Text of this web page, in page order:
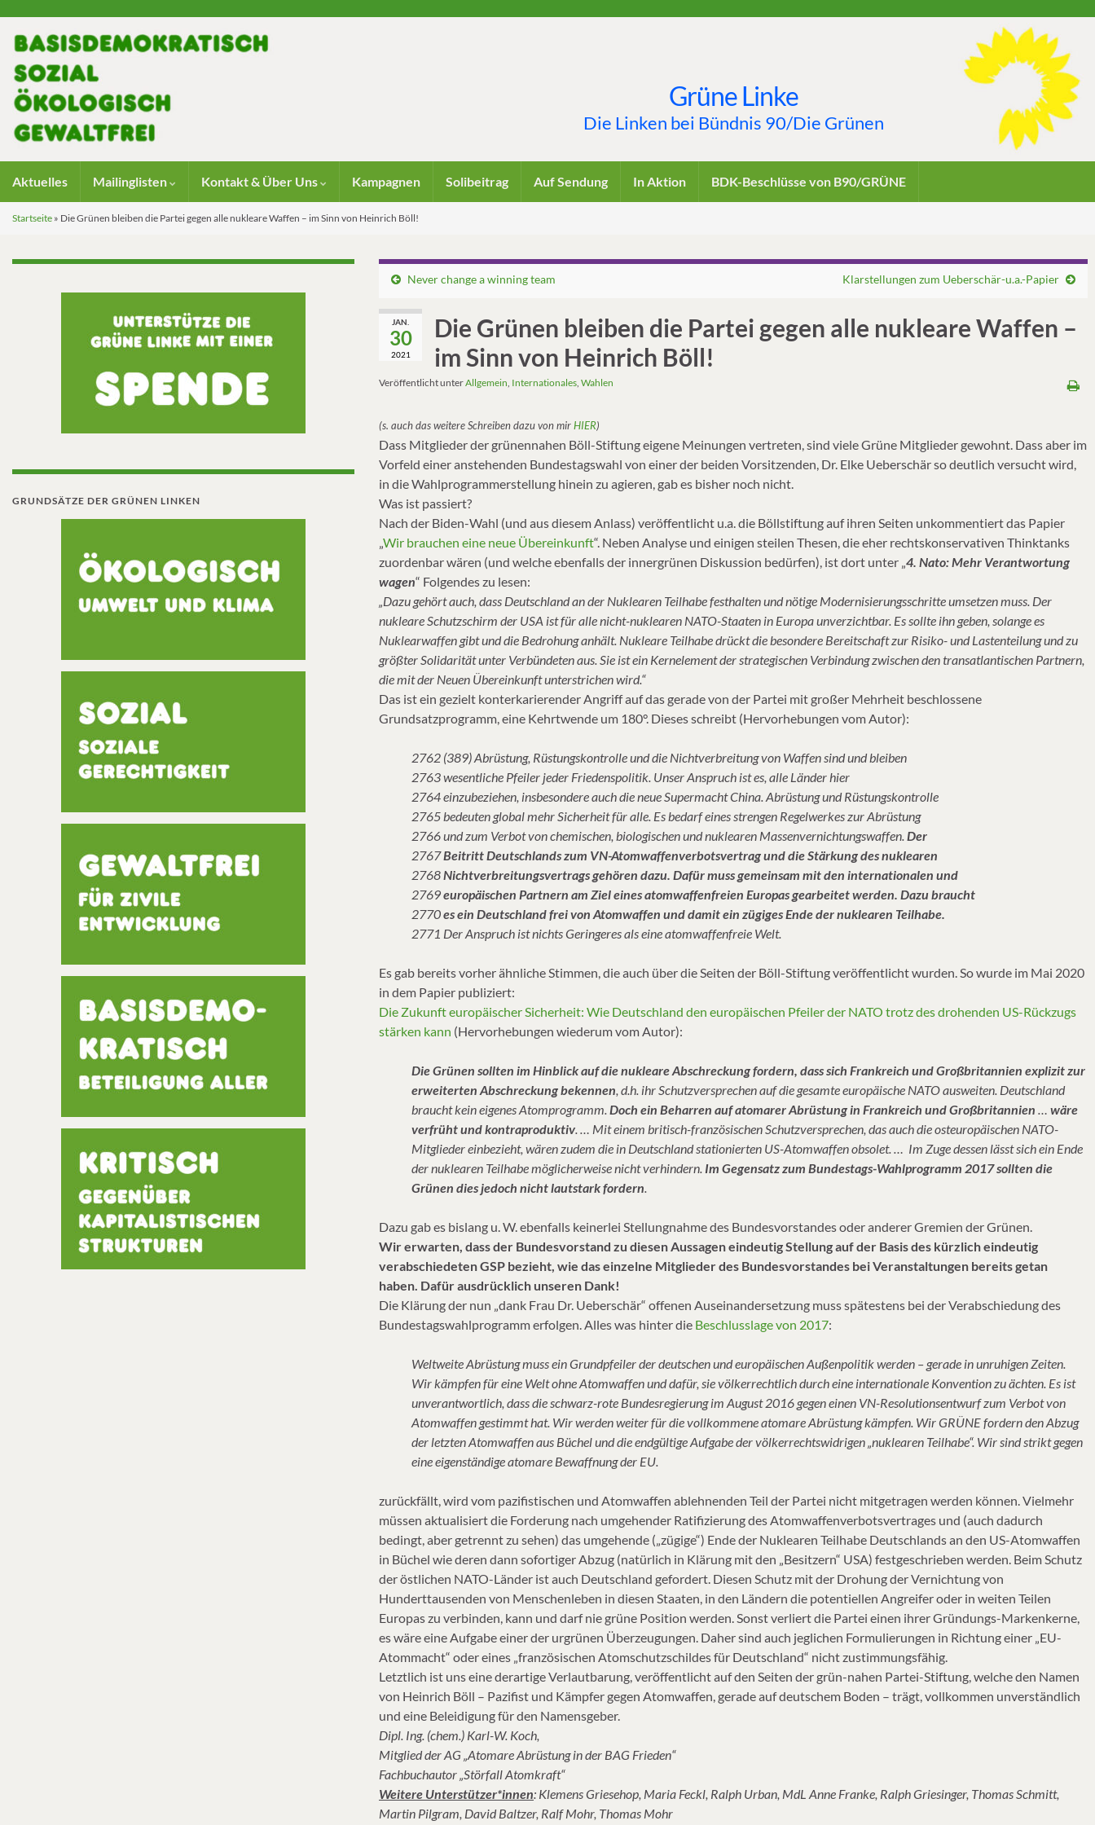
Grüne Linke
Die Linken bei Bündnis 90/Die Grünen
Aktuelles Mailinglisten Kontakt & Über Uns Kampagnen Solibeitrag Auf Sendung In Aktion BDK-Beschlüsse von B90/GRÜNE
Startseite » Die Grünen bleiben die Partei gegen alle nukleare Waffen – im Sinn von Heinrich Böll!
Never change a winning team Klarstellungen zum Ueberschär-u.a.-Papier
JAN.
30
2021
Die Grünen bleiben die Partei gegen alle nukleare Waffen –
im Sinn von Heinrich Böll!
Veröffentlicht unterAllgemein Internationales Wahlen
(s. auch das weitere Schreiben dazu von mirHIER)
Dass Mitglieder der grünennahen Böll-Stiftung eigene Meinungen vertreten, sind viele Grüne Mitglieder gewohnt. Dass aber im
Vorfeld einer anstehenden Bundestagswahl von einer der beiden Vorsitzenden, Dr. Elke Ueberschär so deutlich versucht wird,
in die Wahlprogrammerstellung hinein zu agieren, gab es bisher noch nicht.
Was ist passiert?
Nach der Biden-Wahl (und aus diesem Anlass) veröffentlicht u.a. die Böllstiftung auf ihren Seiten unkommentiert das Papier
Wir brauchen eine neue Übereinkunft“. Neben Analyse und einigen steilen Thesen, die eher rechtskonservativen Thinktanks
zuordenbar wären (und welche ebenfalls der innergrünen Diskussion bedürfen), ist dort unter „ 4. Nato: Mehr Verantwortung
wagen“ Folgendes zu lesen:
„Dazu gehört auch, dass Deutschland an der Nuklearen Teilhabe festhalten und nötige Modernisierungsschritte umsetzen muss. Der
nukleare Schutzschirm der USA ist für alle nicht-nuklearen NATO-Staaten in Europa unverzichtbar. Es sollte ihn geben, solange es
Nuklearwaffen gibt und die Bedrohung anhält. Nukleare Teilhabe drückt die besondere Bereitschaft zur Risiko- und Lastenteilung und zu
größter Solidarität unter Verbündeten aus. Sie ist ein Kernelement der strategischen Verbindung zwischen den transatlantischen Partnern,
die mit der Neuen Übereinkunft unterstrichen wird.“
Das ist ein gezielt konterkarierender Angriff auf das gerade von der Partei mit großer Mehrheit beschlossene
Grundsatzprogramm, eine Kehrtwende um 180°. Dieses schreibt (Hervorhebungen vom Autor):
2762 (389) Abrüstung, Rüstungskontrolle und die Nichtverbreitung von Waffen sind und bleiben
2763 wesentliche Pfeiler jeder Friedenspolitik. Unser Anspruch ist es, alle Länder hier
2764 einzubeziehen, insbesondere auch die neue Supermacht China. Abrüstung und Rüstungskontrolle
2765 bedeuten global mehr Sicherheit für alle. Es bedarf eines strengen Regelwerkes zur Abrüstung
2766 und zum Verbot von chemischen, biologischen und nuklearen Massenvernichtungswaffen. Der
2767Beitritt Deutschlands zum VN-Atomwaffenverbotsvertrag und die Stärkung des nuklearen
2768 Nichtverbreitungsvertrags gehören dazu. Dafür muss gemeinsam mit den internationalen und
2769europäischen Partnern am Ziel eines atomwaffenfreien Europas gearbeitet werden. Dazu braucht
2770es ein Deutschland frei von Atomwaffen und damit ein zügiges Ende der nuklearen Teilhabe.
2771 Der Anspruch ist nichts Geringeres als eine atomwaffenfreie Welt.
Es gab bereits vorher ähnliche Stimmen, die auch über die Seiten der Böll-Stiftung veröffentlicht wurden. So wurde im Mai 2020
in dem Papier publiziert:
Die Zukunft europäischer Sicherheit: Wie Deutschland den europäischen Pfeiler der NATO trotz des drohenden US-Rückzugs
stärken kann (Hervorhebungen wiederum vom Autor):
Die Grünen sollten im Hinblick auf die nukleare Abschreckung fordern, dass sich Frankreich und Großbritannien explizit zur
erweiterten Abschreckung bekennen , d.h. ihr Schutzversprechen auf die gesamte europäische NATO ausweiten. Deutschland
braucht kein eigenes Atomprogramm. Doch ein Beharren auf atomarer Abrüstung in Frankreich und Großbritannien
wäre
verfrüht und kontraproduktiv . … Mit einem britisch-französischen Schutzversprechen, das auch die osteuropäischen NATO-
Mitglieder einbezieht, wären zudem die in Deutschland stationierten US-Atomwaffen obsolet. … Im Zuge dessen lässt sich ein Ende
der nuklearen Teilhabe möglicherweise nicht verhindern. Im Gegensatz zum Bundestags-Wahlprogramm 2017 sollten die
Grünen dies jedoch nicht lautstark fordern
Dazu gab es bislang u. W. ebenfalls keinerlei Stellungnahme des Bundesvorstandes oder anderer Gremien der Grünen.
Wir erwarten, dass der Bundesvorstand zu diesen Aussagen eindeutig Stellung auf der Basis des kürzlich eindeutig
verabschiedeten GSP bezieht, wie das einzelne Mitglieder des Bundesvorstandes bei Veranstaltungen bereits getan
haben. Dafür ausdrücklich unseren Dank!
Die Klärung der nun „dank Frau Dr. Ueberschär“ offenen Auseinandersetzung muss spätestens bei der Verabschiedung des
Bundestagswahlprogramm erfolgen. Alles was hinter die Beschlusslage von 2017:
Weltweite Abrüstung muss ein Grundpfeiler der deutschen und europäischen Außenpolitik werden – gerade in unruhigen Zeiten.
Wir kämpfen für eine Welt ohne Atomwaffen und dafür, sie völkerrechtlich durch eine internationale Konvention zu ächten. Es ist
unverantwortlich, dass die schwarz-rote Bundesregierung im August 2016 gegen einen VN-Resolutionsentwurf zum Verbot von
Atomwaffen gestimmt hat. Wir werden weiter für die vollkommene atomare Abrüstung kämpfen. Wir GRÜNE fordern den Abzug
der letzten Atomwaffen aus Büchel und die endgültige Aufgabe der völkerrechtswidrigen „nuklearen Teilhabe“. Wir sind strikt gegen
eine eigenständige atomare Bewaffnung der EU.
zurückfällt, wird vom pazifistischen und Atomwaffen ablehnenden Teil der Partei nicht mitgetragen werden können. Vielmehr
müssen aktualisiert die Forderung nach umgehender Ratifizierung des Atomwaffenverbotsvertrages und (auch dadurch
bedingt, aber getrennt zu sehen) das umgehende („zügige“) Ende der Nuklearen Teilhabe Deutschlands an den US-Atomwaffen
in Büchel wie deren dann sofortiger Abzug (natürlich in Klärung mit den „Besitzern“ USA) festgeschrieben werden. Beim Schutz
der östlichen NATO-Länder ist auch Deutschland gefordert. Diesen Schutz mit der Drohung der Vernichtung von
Hunderttausenden von Menschenleben in diesen Staaten, in den Ländern die potentiellen Angreifer oder in weiten Teilen
Europas zu verbinden, kann und darf nie grüne Position werden. Sonst verliert die Partei einen ihrer Gründungs-Markenkerne,
es wäre eine Aufgabe einer der urgrünen Überzeugungen. Daher sind auch jeglichen Formulierungen in Richtung einer „EU-
Atommacht“ oder eines „französischen Atomschutzschildes für Deutschland“ nicht zustimmungsfähig.
Letztlich ist uns eine derartige Verlautbarung, veröffentlicht auf den Seiten der grün-nahen Partei-Stiftung, welche den Namen
von Heinrich Böll – Pazifist und Kämpfer gegen Atomwaffen, gerade auf deutschem Boden – trägt, vollkommen unverständlich
und eine Beleidigung für den Namensgeber.
Dipl. Ing. (chem.) Karl-W. Koch,
Mitglied der AG „Atomare Abrüstung in der BAG Frieden“
Fachbuchautor „Störfall Atomkraft“
Weitere Unterstützer*innen: Klemens Griesehop, Maria Feckl, Ralph Urban, MdL Anne Franke, Ralph Griesinger, Thomas Schmitt,
Martin Pilgram, David Baltzer, Ralf Mohr, Thomas Mohr
GRUNDSÄTZE DER GRÜNEN LINKEN